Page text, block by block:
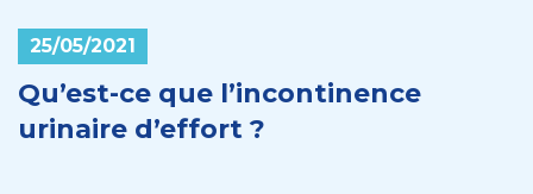
25/05/2021
Qu’est-ce que l’incontinence
urinaire d’effort ?